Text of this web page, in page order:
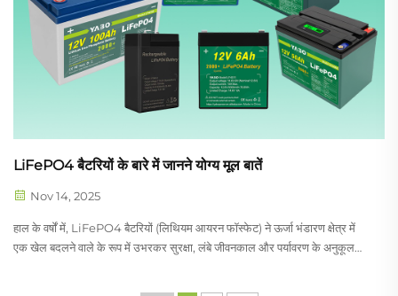
LiFePO4 बैटरियों के बारे में जानने योग्य मूल बातें
Nov 14, 2025
हाल के वर्षों में, LiFePO4 बैटरियों (लिथियम आयरन फॉस्फेट) ने ऊर्जा भंडारण क्षेत्र में
एक खेल बदलने वाले के रूप में उभरकर सुरक्षा, लंबे जीवनकाल और पर्यावरण के अनुकूल